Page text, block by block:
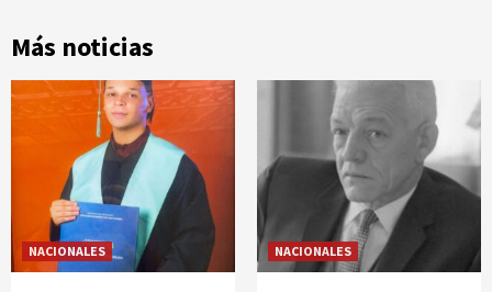
Más noticias
NACIONALES NACIONALES